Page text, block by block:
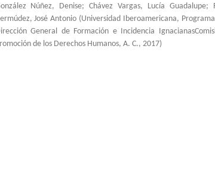
Núñez, Denise;Chávez Vargas, Lucía Guadalupe;
José Antonio (Universidad Iberoamericana,
General de Formación e Incidencia
de los Derechos Humanos, A. C., 2017)